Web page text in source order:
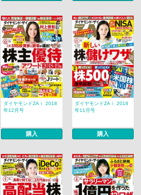
ダイヤモンドZAｉ 2018
年12月号
購入
ダイヤモンドZAｉ 2018
年11月号
購入